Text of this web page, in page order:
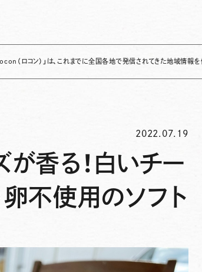
」は、これまでに全国各地で発信されてきた地域情報を保存・整理
2022.07.19
が香る！白いチー
卵不使用のソフト